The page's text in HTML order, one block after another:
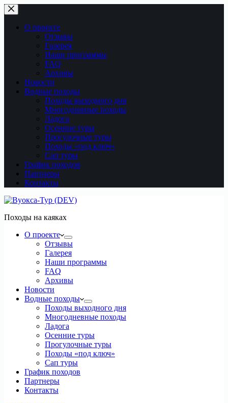
Перейти
к
сути
О проекте
Отзывы
Галерея
Наши программы
FAQ
Архивы
Новости
Водные походы
Походы выходного дня
Многодневные походы
Ладога
Осенние туры
Прогулочные туры
Походы «под ключ»
Сап туры
График походов
Партнеры
Контакты
Походы на каяках
О проекте
Отзывы
Галерея
Наши программы
FAQ
Архивы
Новости
Водные походы
Походы выходного дня
Многодневные походы
Ладога
Осенние туры
Прогулочные туры
Походы «под ключ»
Сап туры
График походов
Партнеры
Контакты